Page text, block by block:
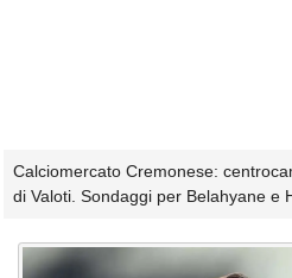
Calciomercato Cremonese:
di Valoti. Sondaggi per Belahyane e